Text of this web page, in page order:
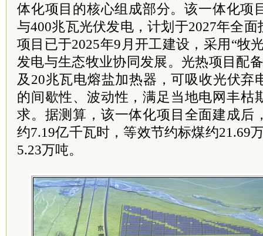
体化项目的核心组成部分。该一体化项
与400兆瓦光伏发电，计划于2027年全
项目已于2025年9月开工建设，采用“牧
发电与生态牧业协同发展。光热项目配
及20兆瓦电熔盐加热器，可吸收光伏弃
的间歇性、波动性，满足当地电网丰枯
求。据测算，该一体化项目全面建成后
约7.19亿千瓦时，等效节约标煤约21.69
5.23万吨。